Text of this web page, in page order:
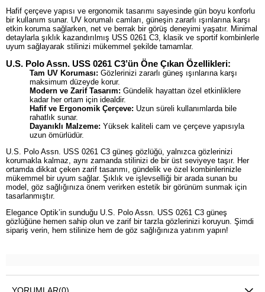
Hafif çerçeve yapısı ve ergonomik tasarımı sayesinde gün boyu konforlu
bir kullanım sunar. UV korumalı camları, güneşin zararlı ışınlarına karşı
etkin koruma sağlarken, net ve berrak bir görüş deneyimi yaşatır. Minimal
detaylarla şıklık kazandırılmış USS 0261 C3, klasik ve sportif kombinlerle
uyum sağlayarak stilinizi mükemmel şekilde tamamlar.
U.S. Polo Assn. USS 0261 C3’ün Öne Çıkan Özellikleri:
Tam UV Koruması: Gözlerinizi zararlı güneş ışınlarına karşı
maksimum düzeyde korur.
Modern ve Zarif Tasarım: Gündelik hayattan özel etkinliklere
kadar her ortam için idealdir.
Hafif ve Ergonomik Çerçeve: Uzun süreli kullanımlarda bile
rahatlık sunar.
Dayanıklı Malzeme: Yüksek kaliteli cam ve çerçeve yapısıyla
uzun ömürlüdür.
U.S. Polo Assn. USS 0261 C3 güneş gözlüğü, yalnızca gözlerinizi
korumakla kalmaz, aynı zamanda stilinizi de bir üst seviyeye taşır. Her
ortamda dikkat çeken zarif tasarımı, gündelik ve özel kombinlerinizle
mükemmel bir uyum sağlar. Şıklık ve işlevselliği bir arada sunan bu
model, göz sağlığınıza önem verirken estetik bir görünüm sunmak için
tasarlanmıştır.
Elegance Optik’in sunduğu U.S. Polo Assn. USS 0261 C3 güneş
gözlüğüne hemen sahip olun ve zarif bir tarzla gözlerinizi koruyun. Şimdi
sipariş verin, hem stilinize hem de göz sağlığınıza yatırım yapın!
YORUMLAR(0)